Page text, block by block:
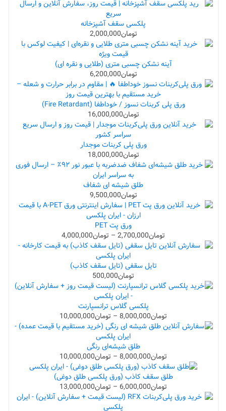
پلکسی سقف آشپزخانه
تومان2,000,000
آینه نشکن چسبی متری (طلایی و نقره ای)
تومان6,200,000
ورق پلی کربنات نسوز / خوداطفا (Fire Retardant)
تومان16,000,000
ورق پلی کربنات موجدار
تومان18,000,000
طلق شیشه ای شفاف
تومان9,500,000
ورق پت PET
تومان2,700,000
– تومان4,000,000
تایل سقفی (تایل سقف کاذب)
تومان500,000
پلکسی گلاس ترانسپارنت
تومان8,000,000
– تومان10,000,000
طلق شیشه‌ای رنگی
تومان8,000,000
– تومان10,000,000
طلق سقف کاذب (ورق پلکسی طلق دوغی)
تومان6,000,000
– تومان13,000,000